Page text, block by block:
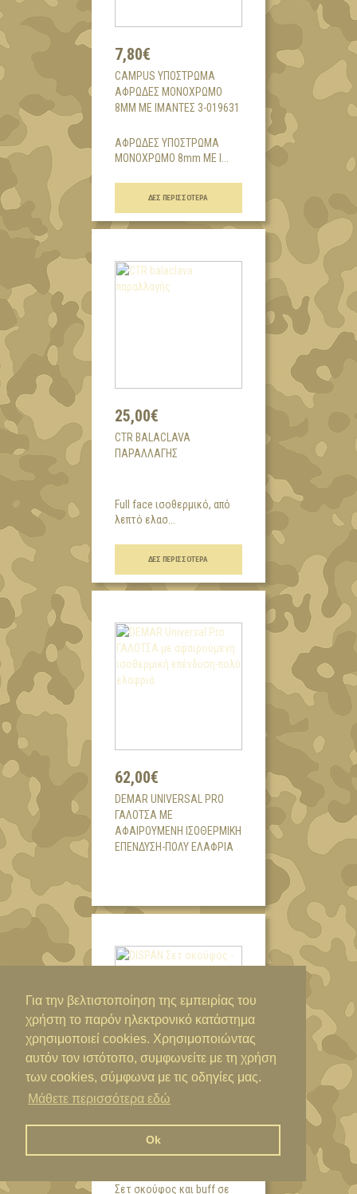
Για την βελτιστοποίηση της εμπειρίας του
χρήστη το παρόν ηλεκτρονικό κατάστημα
χρησιμοποιεί cookies. Χρησιμοποιώντας
αυτόν τον ιστότοπο, συμφωνείτε με τη χρήση
των cookies, σύμφωνα με τις οδηγίες μας.
Μάθετε περισσότερα εδώ
Ok
7,80€
CAMPUS ΥΠΌΣΤΡΩΜΑ
ΑΦΡΏΔΕΣ ΜΟΝΌΧΡΩΜΟ
8MM ΜΕ ΙΜΆΝΤΕΣ 3-019631
ΑΦΡΩΔΕΣ ΥΠΟΣΤΡΩΜΑ
ΜΟΝΟΧΡΩΜΟ 8mm ΜΕ Ι...
ΔΕΣ ΠΕΡΙΣΣΌΤΕΡΑ
25,00€
CTR BALACLAVA
ΠΑΡΑΛΛΑΓΉΣ
Full face ισοθερμικό, από
λεπτό ελασ...
ΔΕΣ ΠΕΡΙΣΣΌΤΕΡΑ
62,00€
DEMAR UNIVERSAL PRO
ΓΑΛΟΤΣΑ ΜΕ
ΑΦΑΙΡΟΎΜΕΝΗ ΙΣΟΘΕΡΜΙΚΉ
ΕΠΈΝΔΥΣΗ-ΠΟΛΎ ΕΛΑΦΡΙΆ
29,00€
DISPAN ΣΕΤ ΣΚΟΎΦΟΣ -
ΚΑΣΚΌΛ ΠΑΡΑΛΛΑΓΉ
ΔΆΣΟΥΣ 51903
Σετ σκούφος και buff σε